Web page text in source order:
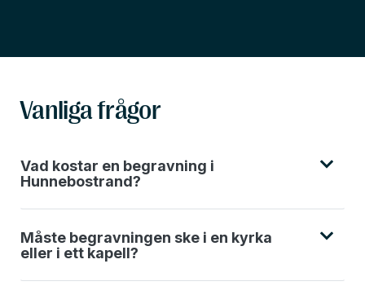
Vanliga frågor
Vad kostar en begravning i
Hunnebostrand?
Måste begravningen ske i en kyrka
eller i ett kapell?